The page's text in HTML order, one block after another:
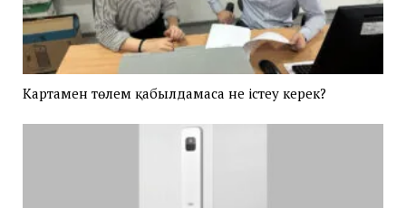
Картамен төлем қабылдамаса не істеу керек?